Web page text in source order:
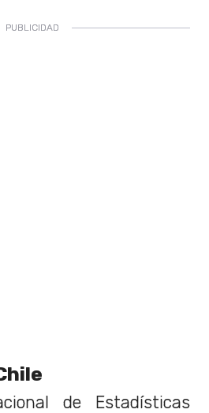
de Estadísticas